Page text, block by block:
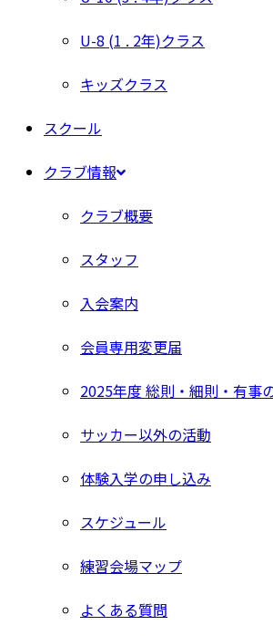
U-8 (1 . 2年)クラス
キッズクラス
スクール
クラブ情報
クラブ概要
スタッフ
入会案内
会員専用変更届
2025年度 総則・細則・有事
サッカー以外の活動
体験入学の申し込み
スケジュール
練習会場マップ
よくある質問